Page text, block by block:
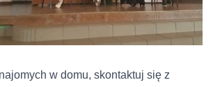
w domu, skontaktuj się z